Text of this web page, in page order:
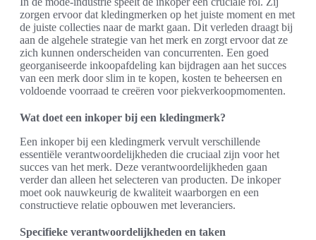
zorgen ervoor dat kledingmerken op het juiste moment en met
de juiste collecties naar de markt gaan. Dit verleden draagt bij
aan de algehele strategie van het merk en zorgt ervoor dat ze
zich kunnen onderscheiden van concurrenten. Een goed
georganiseerde inkoopafdeling kan bijdragen aan het succes
van een merk door slim in te kopen, kosten te beheersen en
voldoende voorraad te creëren voor piekverkoopmomenten.
Wat doet een inkoper bij een kledingmerk?
Een inkoper bij een kledingmerk vervult verschillende
essentiële verantwoordelijkheden die cruciaal zijn voor het
succes van het merk. Deze verantwoordelijkheden gaan
verder dan alleen het selecteren van producten. De inkoper
moet ook nauwkeurig de kwaliteit waarborgen en een
constructieve relatie opbouwen met leveranciers.
Specifieke verantwoordelijkheden en taken